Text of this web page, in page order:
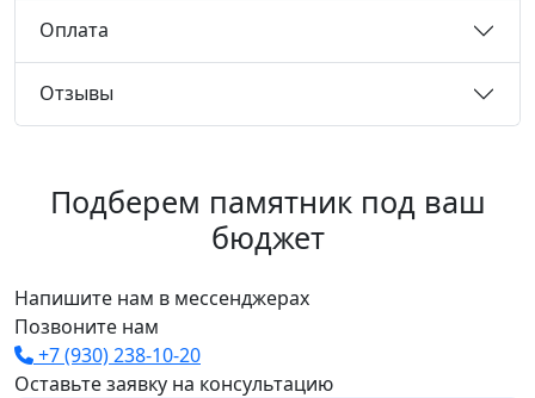
Оплата
Отзывы
Подберем памятник под ваш
бюджет
Напишите нам в мессенджерах
Позвоните нам
+7 (930) 238-10-20
Оставьте заявку на консультацию